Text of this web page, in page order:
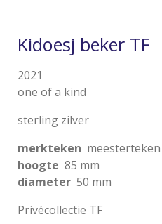
Kidoesj beker TF
2021
one of a kind
sterling zilver
merkteken meesterteken
hoogte 85 mm
diameter 50 mm
Privécollectie TF